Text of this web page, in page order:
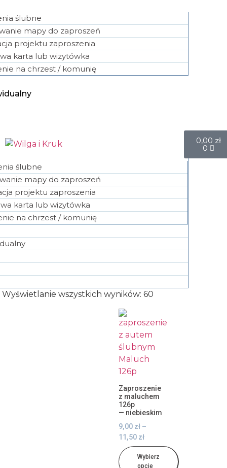
ślubne
mapy do zaproszeń
projektu zaproszenia
karta lub wizytówka
na chrzest / komunię
ślubne
mapy do zaproszeń
projektu zaproszenia
karta lub wizytówka
na chrzest / komunię
0,00 zł
0
Wyświetlanie wszystkich wyników: 60
Zaproszenie
z maluchem
126p
— niebieskim
9,00 zł –
11,50 zł
Wybierz
opcje